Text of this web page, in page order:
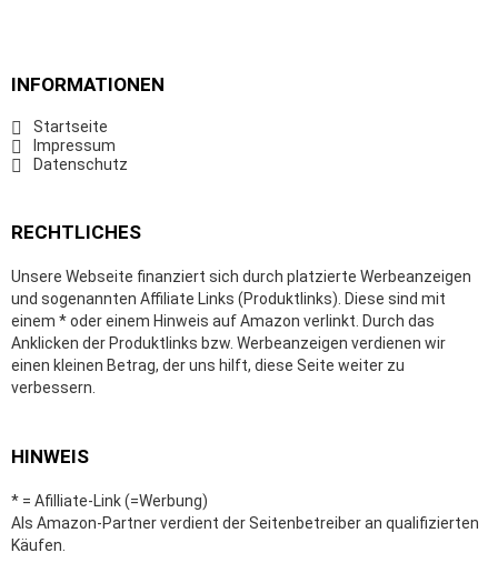
INFORMATIONEN
Startseite
Impressum
Datenschutz
RECHTLICHES
Unsere Webseite finanziert sich durch platzierte Werbeanzeigen
und sogenannten Affiliate Links (Produktlinks). Diese sind mit
einem * oder einem Hinweis auf Amazon verlinkt. Durch das
Anklicken der Produktlinks bzw. Werbeanzeigen verdienen wir
einen kleinen Betrag, der uns hilft, diese Seite weiter zu
verbessern.
HINWEIS
* = Afilliate-Link (=Werbung)
Als Amazon-Partner verdient der Seitenbetreiber an qualifizierten
Käufen.